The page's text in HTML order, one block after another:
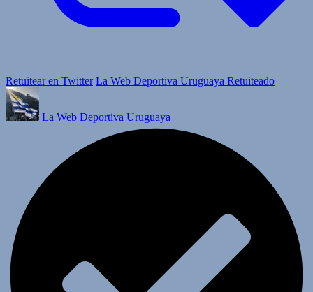
Retuitear en Twitter La Web Deportiva Uruguaya Retuiteado
La Web Deportiva Uruguaya